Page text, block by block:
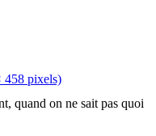
458 pixels)
quand on ne sait pas quoi